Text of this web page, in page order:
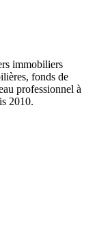
immobiliers
fonds de
professionnel à
2010.